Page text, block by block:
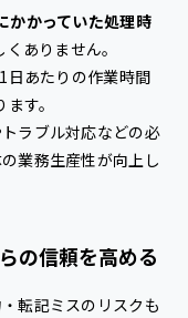
かかっていた処理時
ありません。
日あたりの作業時間
す。
ラブル対応などの必
業務生産性が向上し
の信頼を高める
転記ミスのリスクも